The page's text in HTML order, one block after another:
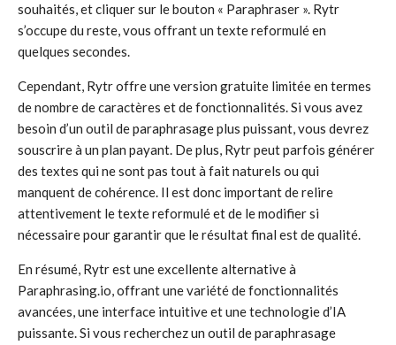
souhaités, et cliquer sur le bouton « Paraphraser ». Rytr
s’occupe du reste, vous offrant un texte reformulé en
quelques secondes.
Cependant, Rytr offre une version gratuite limitée en termes
de nombre de caractères et de fonctionnalités. Si vous avez
besoin d’un outil de paraphrasage plus puissant, vous devrez
souscrire à un plan payant. De plus, Rytr peut parfois générer
des textes qui ne sont pas tout à fait naturels ou qui
manquent de cohérence. Il est donc important de relire
attentivement le texte reformulé et de le modifier si
nécessaire pour garantir que le résultat final est de qualité.
En résumé, Rytr est une excellente alternative à
Paraphrasing.io, offrant une variété de fonctionnalités
avancées, une interface intuitive et une technologie d’IA
puissante. Si vous recherchez un outil de paraphrasage